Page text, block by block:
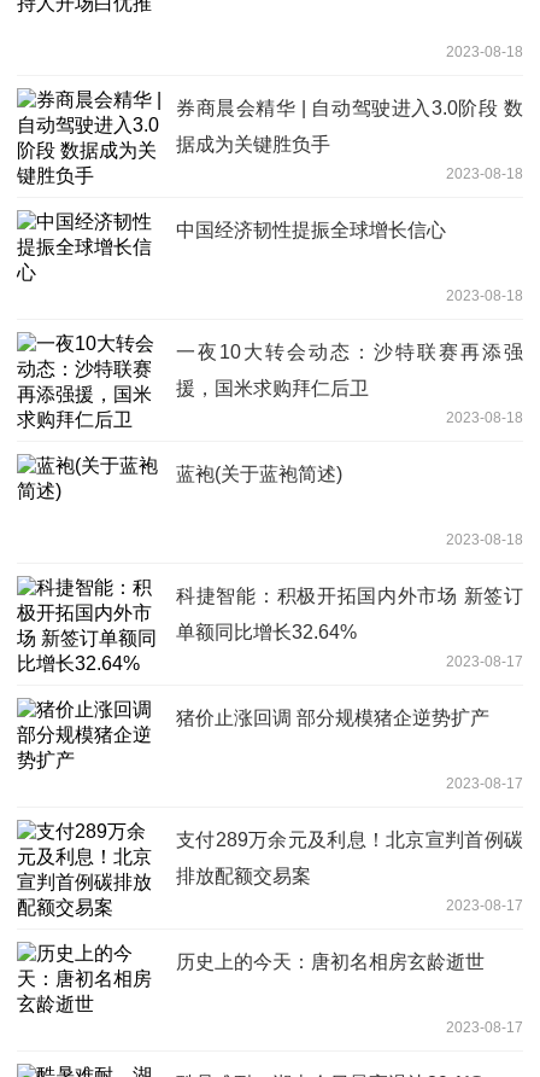
2023-08-18
券商晨会精华 | 自动驾驶进入3.0阶段 数
据成为关键胜负手
2023-08-18
中国经济韧性提振全球增长信心
2023-08-18
一夜10大转会动态：沙特联赛再添强
援，国米求购拜仁后卫
2023-08-18
蓝袍(关于蓝袍简述)
2023-08-18
科捷智能：积极开拓国内外市场 新签订
单额同比增长32.64%
2023-08-17
猪价止涨回调 部分规模猪企逆势扩产
2023-08-17
支付289万余元及利息！北京宣判首例碳
排放配额交易案
2023-08-17
历史上的今天：唐初名相房玄龄逝世
2023-08-17